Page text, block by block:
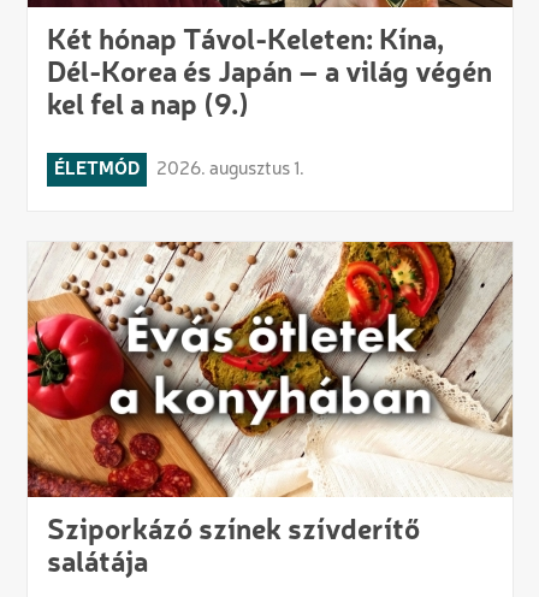
Két hónap Távol-Keleten: Kína,
Dél-Korea és Japán – a világ végén
kel fel a nap (9.)
ÉLETMÓD 2026. augusztus 1.
Sziporkázó színek szívderítő
salátája